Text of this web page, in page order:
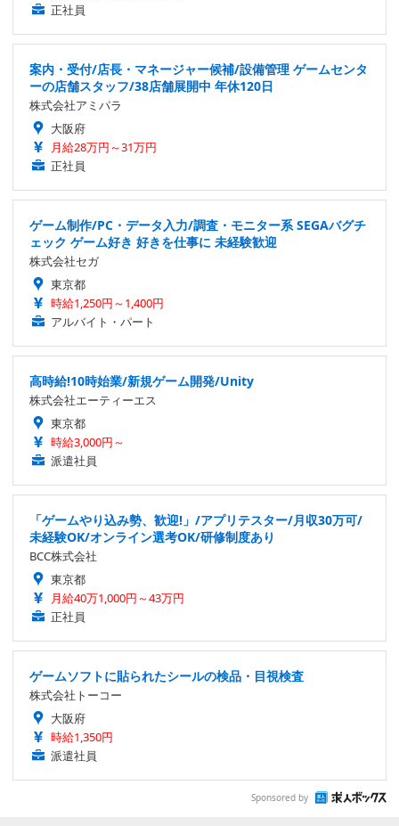
正社員
案内・受付/店長・マネージャー候補/設備管理 ゲームセンタ
ーの店舗スタッフ/38店舗展開中 年休120日
株式会社アミパラ
大阪府
月給28万円～31万円
正社員
ゲーム制作/PC・データ入力/調査・モニター系 SEGAバグチ
ェック ゲーム好き 好きを仕事に 未経験歓迎
株式会社セガ
東京都
時給1,250円～1,400円
アルバイト・パート
高時給!10時始業/新規ゲーム開発/Unity
株式会社エーティーエス
東京都
時給3,000円～
派遣社員
「ゲームやり込み勢、歓迎!」/アプリテスター/月収30万可/
未経験OK/オンライン選考OK/研修制度あり
BCC株式会社
東京都
月給40万1,000円～43万円
正社員
ゲームソフトに貼られたシールの検品・目視検査
株式会社トーコー
大阪府
時給1,350円
派遣社員
Sponsored by